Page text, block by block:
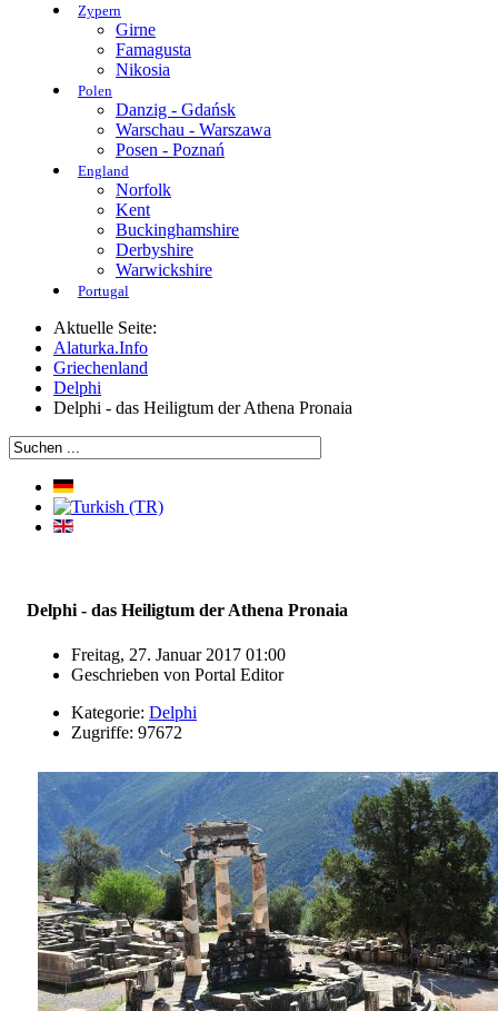
Zypern
Girne
Famagusta
Nikosia
Polen
Danzig - Gdańsk
Warschau - Warszawa
Posen - Poznań
England
Norfolk
Kent
Buckinghamshire
Derbyshire
Warwickshire
Portugal
Aktuelle Seite:
Alaturka.Info
Griechenland
Delphi
Delphi - das Heiligtum der Athena Pronaia
Delphi - das Heiligtum der Athena Pronaia
Freitag, 27. Januar 2017 01:00
Geschrieben von Portal Editor
Kategorie: Delphi
Zugriffe: 97672